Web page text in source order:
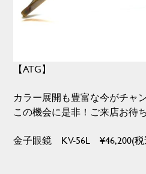
【ATG】
カラー展開も豊富な今がチャ
この機会に是非！ご来店お待
金子眼鏡 KV-56L ¥46,200(税